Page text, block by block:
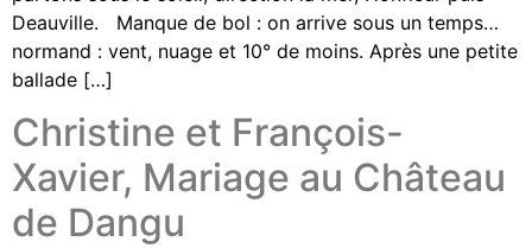
Deauville. Manque de bol : on arrive sous un temps…
normand : vent, nuage et 10° de moins. Après une petite
ballade […]
Christine et François-
Xavier, Mariage au Château
de Dangu